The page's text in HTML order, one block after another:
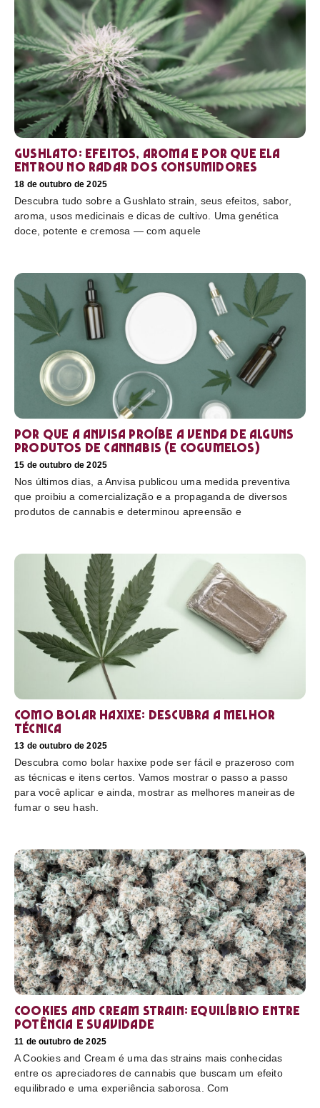
Gushlato: efeitos, aroma e por que ela
entrou no radar dos consumidores
18 de outubro de 2025
Descubra tudo sobre a Gushlato strain, seus efeitos, sabor,
aroma, usos medicinais e dicas de cultivo. Uma genética
doce, potente e cremosa — com aquele
Por que a Anvisa proíbe a venda de alguns
produtos de cannabis (e cogumelos)
15 de outubro de 2025
Nos últimos dias, a Anvisa publicou uma medida preventiva
que proibiu a comercialização e a propaganda de diversos
produtos de cannabis e determinou apreensão e
Como bolar haxixe: Descubra a melhor
técnica
13 de outubro de 2025
Descubra como bolar haxixe pode ser fácil e prazeroso com
as técnicas e itens certos. Vamos mostrar o passo a passo
para você aplicar e ainda, mostrar as melhores maneiras de
fumar o seu hash.
Cookies and Cream Strain: equilíbrio entre
potência e suavidade
11 de outubro de 2025
A Cookies and Cream é uma das strains mais conhecidas
entre os apreciadores de cannabis que buscam um efeito
equilibrado e uma experiência saborosa. Com